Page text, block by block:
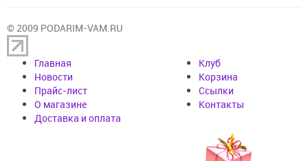
© 2009 PODARIM-VAM.RU
Главная
Новости
Прайс-лист
О магазине
Доставка и оплата
Клуб
Корзина
Cсылки
Контакты